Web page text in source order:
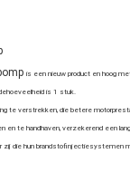
is een nieuw product en hoog
is 1 stuk.
te verstrekken, die betere
te handhaven, verzekerend een
zij die hun